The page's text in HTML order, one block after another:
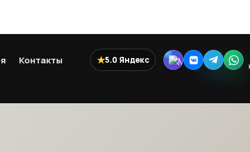
Контакты ★5.0 Яндекс